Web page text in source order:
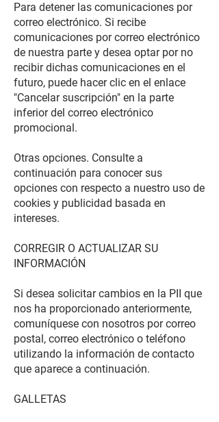
Para detener las comunicaciones por
correo electrónico. Si recibe
comunicaciones por correo electrónico
de nuestra parte y desea optar por no
recibir dichas comunicaciones en el
futuro, puede hacer clic en el enlace
"Cancelar suscripción" en la parte
inferior del correo electrónico
promocional.
Otras opciones. Consulte a
continuación para conocer sus
opciones con respecto a nuestro uso de
cookies y publicidad basada en
intereses.
CORREGIR O ACTUALIZAR SU
INFORMACIÓN
Si desea solicitar cambios en la PII que
nos ha proporcionado anteriormente,
comuníquese con nosotros por correo
postal, correo electrónico o teléfono
utilizando la información de contacto
que aparece a continuación.
GALLETAS